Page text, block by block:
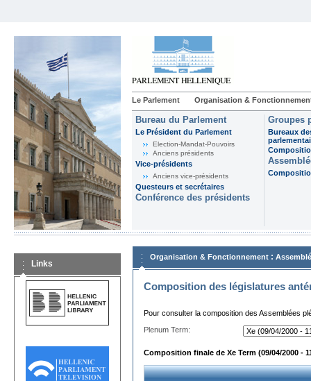
Le Parlement Organisation &
Bureau du Parlement
Le Président du Parlement
Election-Mandat-Pouvoirs
Anciens présidents
Vice-présidents
Anciens vice-présidents
Questeurs et secrétaires
Conférence des présidents
Groupes
Bureaux
Links
Organisation & Fonctionnement :
Composition des législatures
Pour consulter la composition des Assemblées
Plenum Term:
Composition finale de Xe Term (09/04/2000 -